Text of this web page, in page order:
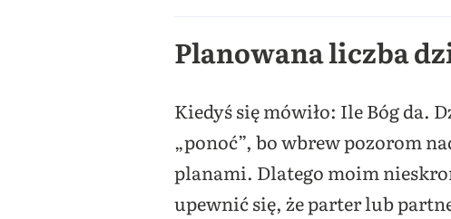
Planowana liczba
Kiedyś się mówiło: Ile Bóg da.
„ponoć”, bo wbrew pozorom
planami. Dlatego moim
upewnić się, że parter lub